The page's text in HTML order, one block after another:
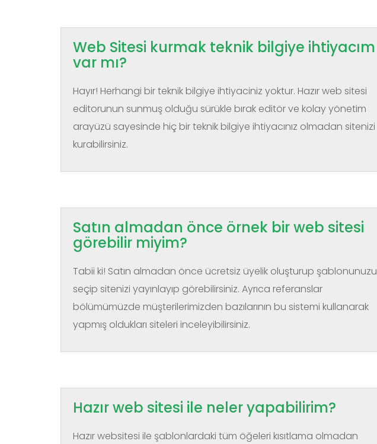
Web Sitesi kurmak teknik bilgiye ihtiyacım
var mı?
Hayır! Herhangi bir teknik bilgiye ihtiyaciniz yoktur. Hazır web sitesi
editorunun sunmuş olduğu sürükle bırak editör ve kolay yönetim
arayüzü sayesinde hiç bir teknik bilgiye ihtiyacınız olmadan sitenizi
kurabilirsiniz.
Satın almadan önce örnek bir web sitesi
görebilir miyim?
Tabii ki! Satın almadan önce ücretsiz üyelik oluşturup şablonunuzu
seçip sitenizi yayınlayıp görebilirsiniz. Ayrıca referanslar
bölümümüzde müşterilerimizden bazılarının bu sistemi kullanarak
yapmış oldukları siteleri inceleyibilirsiniz.
Hazır web sitesi ile neler yapabilirim?
Hazır websitesi ile şablonlardaki tüm öğeleri kısıtlama olmadan